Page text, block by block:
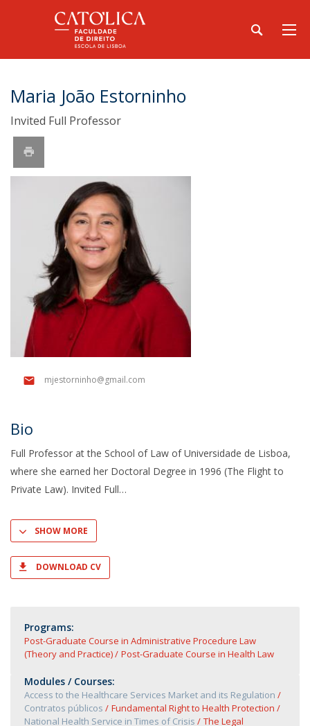
Maria João Estorninho
Invited Full Professor
mjestorninho@gmail.com
Bio
Full Professor at the School of Law of Universidade de Lisboa,
where she earned her Doctoral Degree in 1996 (The Flight to
Private Law). Invited Full
SHOW MORE
DOWNLOAD CV
Programs:
Post-Graduate Course in Administrative Procedure Law
(Theory and Practice)
Post-Graduate Course in Health Law
Modules / Courses:
Access to the Healthcare Services Market and its Regulation
Contratos públicos
Fundamental Right to Health Protection
National Health Service in Times of Crisis
The Legal